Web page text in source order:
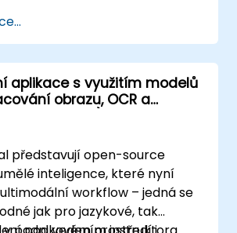
aplikace s využitím modelů
obrazu, OCR a
představují open-source
inteligence, které nyní
workflow – jedná se
jak pro jazykové, tak